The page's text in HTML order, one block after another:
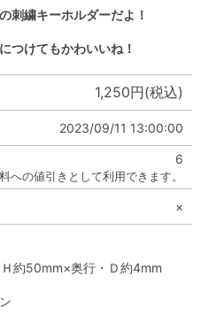
刺繍キーホルダーだよ！
つけてもかわいいね！
1,250円(税込)
2023/09/11 13:00:00
6
への値引きとして利用できます。
×
約50mm×奥行・Ｄ約4mm